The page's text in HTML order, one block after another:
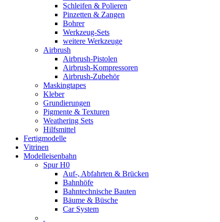
Schleifen & Polieren
Pinzetten & Zangen
Bohrer
Werkzeug-Sets
weitere Werkzeuge
Airbrush
Airbrush-Pistolen
Airbrush-Kompressoren
Airbrush-Zubehör
Maskingtapes
Kleber
Grundierungen
Pigmente & Texturen
Weathering Sets
Hilfsmittel
Fertigmodelle
Vitrinen
Modelleisenbahn
Spur H0
Auf-, Abfahrten & Brücken
Bahnhöfe
Bahntechnische Bauten
Bäume & Büsche
Car System